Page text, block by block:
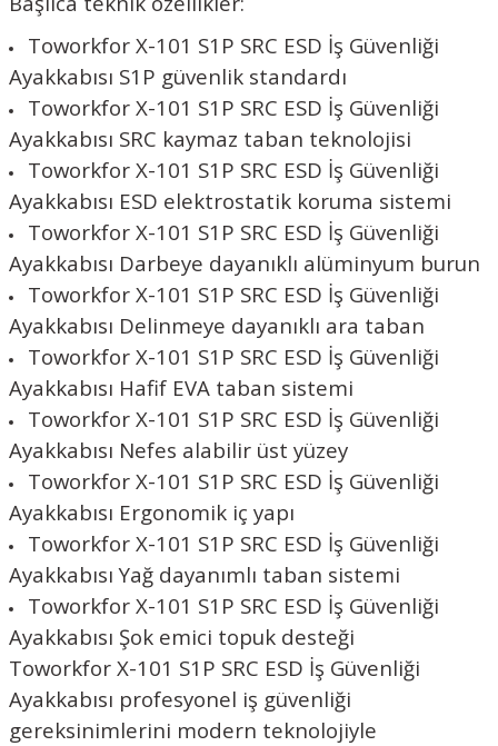
Toworkfor X-101 S1P SRC ESD İş Güvenliği
Ayakkabısı S1P güvenlik standardı
Toworkfor X-101 S1P SRC ESD İş Güvenliği
Ayakkabısı SRC kaymaz taban teknolojisi
Toworkfor X-101 S1P SRC ESD İş Güvenliği
Ayakkabısı ESD elektrostatik koruma sistemi
Toworkfor X-101 S1P SRC ESD İş Güvenliği
Ayakkabısı Darbeye dayanıklı alüminyum burun
Toworkfor X-101 S1P SRC ESD İş Güvenliği
Ayakkabısı Delinmeye dayanıklı ara taban
Toworkfor X-101 S1P SRC ESD İş Güvenliği
Ayakkabısı Hafif EVA taban sistemi
Toworkfor X-101 S1P SRC ESD İş Güvenliği
Ayakkabısı Nefes alabilir üst yüzey
Toworkfor X-101 S1P SRC ESD İş Güvenliği
Ayakkabısı Ergonomik iç yapı
Toworkfor X-101 S1P SRC ESD İş Güvenliği
Ayakkabısı Yağ dayanımlı taban sistemi
Toworkfor X-101 S1P SRC ESD İş Güvenliği
Ayakkabısı Şok emici topuk desteği
Toworkfor X-101 S1P SRC ESD İş Güvenliği
Ayakkabısı profesyonel iş güvenliği
gereksinimlerini modern teknolojiyle